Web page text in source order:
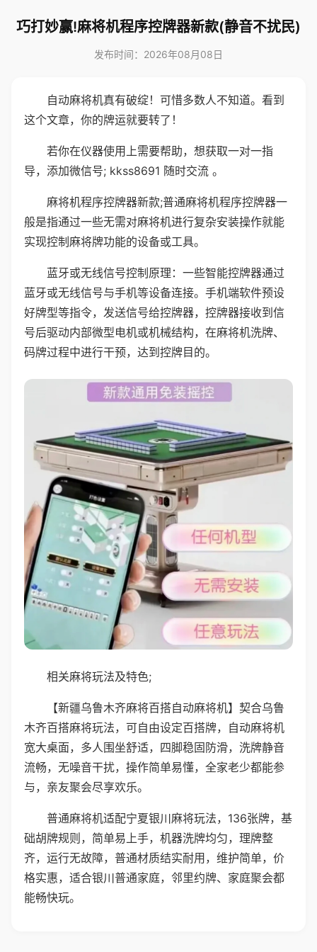
巧打妙赢!麻将机程序控牌器新款(静音不扰民)
发布时间：2026年08月08日
自动麻将机真有破绽！可惜多数人不知道。看到
这个文章，你的牌运就要转了！
若你在仪器使用上需要帮助，想获取一对一指
导，添加微信号; kkss8691 随时交流 。
麻将机程序控牌器新款;普通麻将机程序控牌器一
般是指通过一些无需对麻将机进行复杂安装操作就能
实现控制麻将牌功能的设备或工具。
蓝牙或无线信号控制原理：一些智能控牌器通过
蓝牙或无线信号与手机等设备连接。手机端软件预设
好牌型等指令，发送信号给控牌器，控牌器接收到信
号后驱动内部微型电机或机械结构，在麻将机洗牌、
码牌过程中进行干预，达到控牌目的。
相关麻将玩法及特色;
【新疆乌鲁木齐麻将百搭自动麻将机】契合乌鲁
木齐百搭麻将玩法，可自由设定百搭牌，自动麻将机
宽大桌面，多人围坐舒适，四脚稳固防滑，洗牌静音
流畅，无噪音干扰，操作简单易懂，全家老少都能参
与，亲友聚会尽享欢乐。
普通麻将机适配宁夏银川麻将玩法，136张牌，基
础胡牌规则，简单易上手，机器洗牌均匀，理牌整
齐，运行无故障，普通材质结实耐用，维护简单，价
格实惠，适合银川普通家庭，邻里约牌、家庭聚会都
能畅快玩。